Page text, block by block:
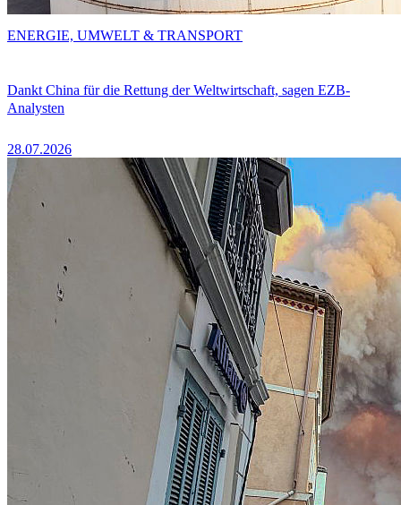
Dankt China für die Rettung der Weltwirtschaft, sagen EZB-
Analysten
28.07.2026
ENERGIE, UMWELT & TRANSPORT